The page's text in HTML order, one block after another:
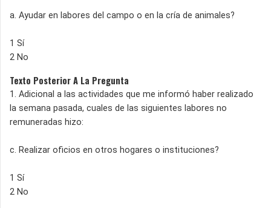
a. Ayudar en labores del campo o en la cría de animales?
1 Sí
2 No
Texto Posterior A La Pregunta
1. Adicional a las actividades que me informó haber realizado
la semana pasada, cuales de las siguientes labores no
remuneradas hizo:
c. Realizar oficios en otros hogares o instituciones?
1 Sí
2 No